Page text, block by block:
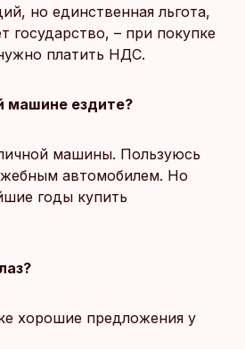
но единственная льгота,
государство, – при покупке
платить НДС.
машине ездите?
машины. Пользуюсь
автомобилем. Но
годы купить
хорошие предложения у